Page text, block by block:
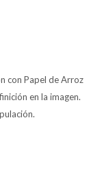
con Papel de Arroz
en la imagen.